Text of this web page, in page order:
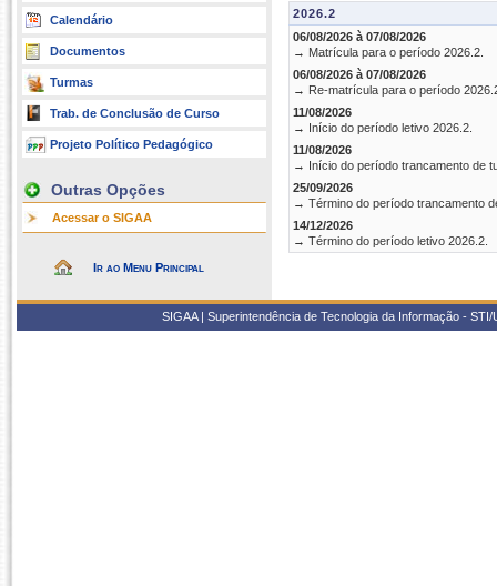
Calendário
Documentos
Turmas
Trab. de Conclusão de Curso
Projeto Político Pedagógico
Outras Opções
Acessar o SIGAA
Ir ao Menu Principal
2026.2
06/08/2026 à 07/08/2026
→ Matrícula para o período 2026.2.
06/08/2026 à 07/08/2026
→ Re-matrícula para o período
11/08/2026
→ Início do período letivo 2026.2.
11/08/2026
→ Início do período trancamento de
25/09/2026
→ Término do período trancamento
14/12/2026
→ Término do período letivo 2026.2.
SIGAA | Superintendência de Tecnologia da Informação -